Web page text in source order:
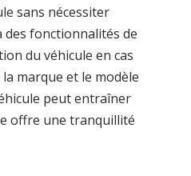
sans nécessiter
des fonctionnalités de
du véhicule en cas
marque et le modèle
peut entraîner
offre une tranquillité